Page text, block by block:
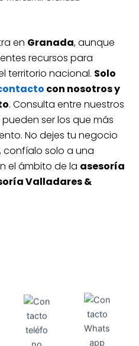
en Granada, aunque
recursos para
territorio nacional. Solo
con nosotros y
. Consulta entre nuestros
ser los que más
No dejes tu negocio
confíalo solo a una
el ámbito de la asesoría
Valladares &